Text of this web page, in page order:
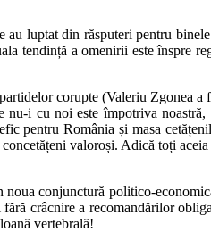
luptat din răsputeri pentru
tendință a omenirii este înspre
corupte (Valeriu Zgonea
i cu noi este împotriva noastră,
pentru România și masa
valoroși. Adică toți
conjunctură politico-
crâcnire a recomandărilor
vertebrală!